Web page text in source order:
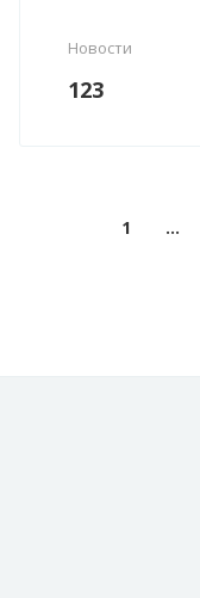
Новости
123
1 ...